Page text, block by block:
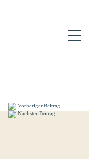
Vorheriger Beitrag
Nächster Beitrag